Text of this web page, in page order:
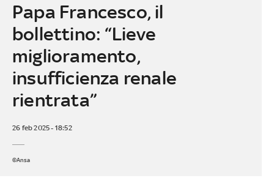
Papa Francesco, il
bollettino: “Lieve
miglioramento,
insufficienza renale
rientrata”
26 feb 2025 - 18:52
©Ansa